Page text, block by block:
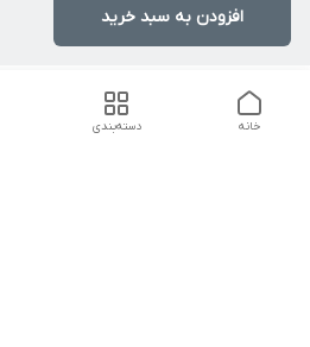
افزودن به سبد خرید
دسته‌بندی خانه